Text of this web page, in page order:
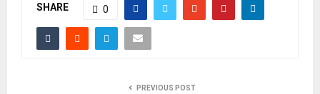
SHARE 0
PREVIOUS POST